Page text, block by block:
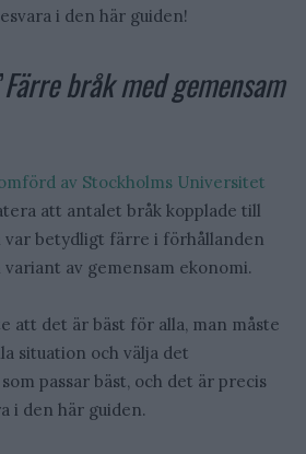
i den här guiden!
Färre bråk med gemensam
av Stockholms Universitet
att antalet bråk kopplade till
var betydligt färre i förhållanden
av gemensam ekonomi.
att det är bäst för alla, man måste
situation och välja det
passar bäst, och det är precis
i den här guiden.